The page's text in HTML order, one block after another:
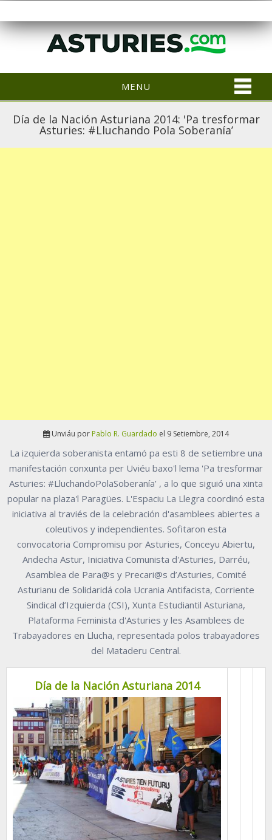
MENU
Día de la Nación Asturiana 2014: 'Pa tresformar
Asturies: #Lluchando Pola Soberanía’
Unviáu por Pablo R. Guardado el 9 Setiembre, 2014
La izquierda soberanista entamó pa esti 8 de setiembre una
manifestación conxunta per Uviéu baxo'l lema 'Pa tresformar
Asturies: #LluchandoPolaSoberanía’ , a lo que siguió una xinta
popular na plaza'l Paragües. L'Espaciu La Llegra coordinó esta
iniciativa al traviés de la celebración d'asamblees abiertes a
coleutivos y independientes. Sofitaron esta
convocatoria Compromisu por Asturies, Conceyu Abiertu,
Andecha Astur, Iniciativa Comunista d'Asturies, Darréu,
Asamblea de Para@s y Precari@s d’Asturies, Comité
Asturianu de Solidaridá cola Ucrania Antifacista, Corriente
Sindical d’Izquierda (CSI), Xunta Estudiantil Asturiana,
Plataforma Feminista d'Asturies y les Asamblees de
Trabayadores en Llucha, representada polos trabayadores
del Mataderu Central.
Día de la Nación Asturiana 2014